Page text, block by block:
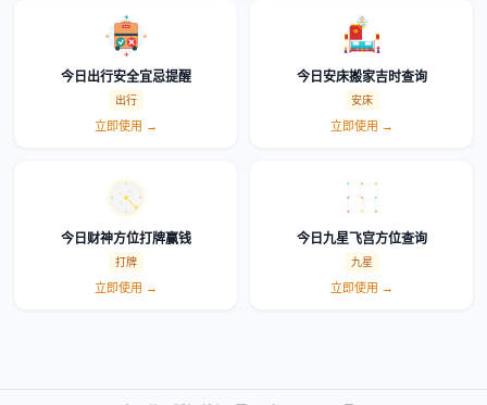
今日出行安全宜忌提醒
出行
立即使用 →
今日安床搬家吉时查询
安床
立即使用 →
今日财神方位打牌赢钱
打牌
立即使用 →
今日九星飞宫方位查询
九星
立即使用 →